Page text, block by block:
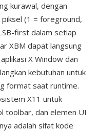
kurawal, dengan
(1 = foreground,
first dalam setiap
XBM dapat langsung
X Window dan
kebutuhan untuk
format saat runtime.
X11 untuk
toolbar, dan elemen UI
adalah sifat kode